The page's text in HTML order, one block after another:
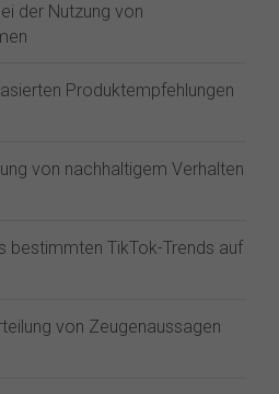
der Nutzung von
Produktempfehlungen
von nachhaltigem Verhalten
bestimmten TikTok-Trends auf
von Zeugenaussagen